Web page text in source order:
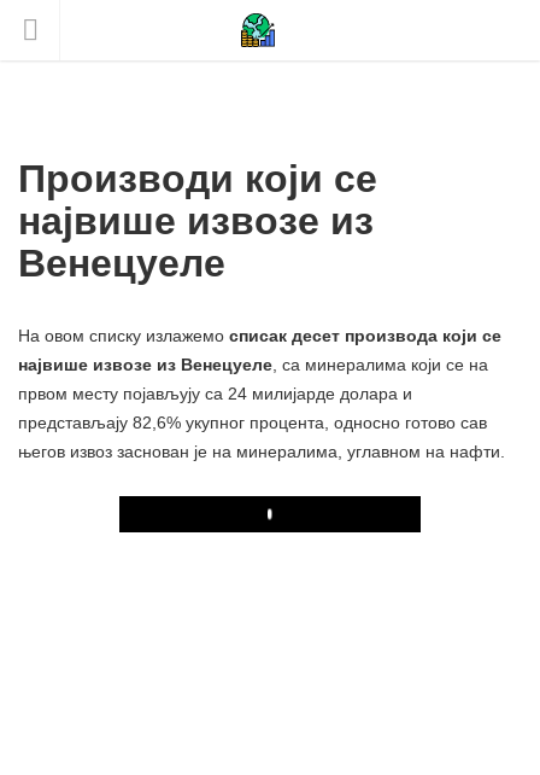
Производи који се
највише извозе из
Венецуеле
На овом списку излажемо списак десет производа који се
највише извозе из Венецуеле , са минералима који се на
првом месту појављују са 24 милијарде долара и
представљају 82,6% укупног процента, односно готово сав
његов извоз заснован је на минералима, углавном на нафти.
Play